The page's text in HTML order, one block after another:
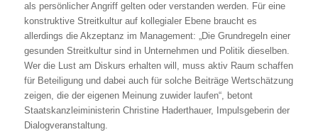
als persönlicher Angriff gelten oder verstanden werden. Für eine
konstruktive Streitkultur auf kollegialer Ebene braucht es
allerdings die Akzeptanz im Management: „Die Grundregeln einer
gesunden Streitkultur sind in Unternehmen und Politik dieselben.
Wer die Lust am Diskurs erhalten will, muss aktiv Raum schaffen
für Beteiligung und dabei auch für solche Beiträge Wertschätzung
zeigen, die der eigenen Meinung zuwider laufen“, betont
Staatskanzleiministerin Christine Haderthauer, Impulsgeberin der
Dialogveranstaltung.